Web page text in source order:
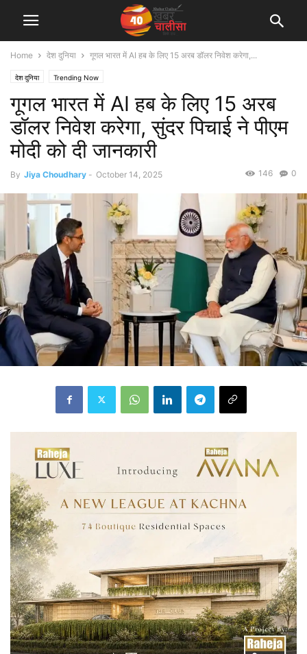
Home देश दुनिया गूगल भारत में AI हब के लिए 15 अरब डॉलर निवेश करेगा,...
देश दुनिया Trending Now
गूगल भारत में AI हब के लिए 15 अरब
डॉलर निवेश करेगा, सुंदर पिचाई ने पीएम
मोदी को दी जानकारी
By Jiya Choudhary - October 14, 2025 0
146